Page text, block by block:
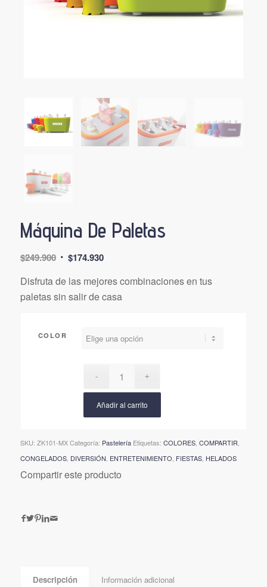
Máquina De Paletas
$249.900 El
original
era:
$174.930El
actual
es:
Disfruta de las mejores combinaciones en tus
paletas sin salir de casa
COLOR
Añadir al carrito
SKU: ZK101-MX Categoría: Pastelería Etiquetas: COLORES, COMPARTIR,
CONGELADOS, DIVERSIÓN, ENTRETENIMIENTO, FIESTAS, HELADOS
Compartir este producto
Descripción Información adicional